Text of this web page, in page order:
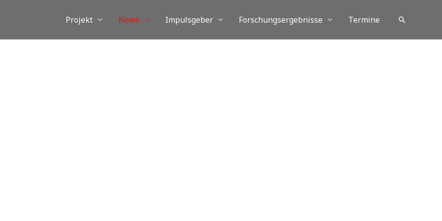
Projekt News Impulsgeber Forschungsergebnisse Termine Suchen